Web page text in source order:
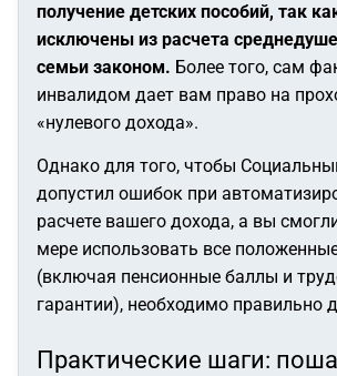
получение детских пособий, так
исключены из расчета
семьи законом. Более того, сам
инвалидом дает вам право на
«нулевого дохода».
Однако для того, чтобы
допустил ошибок при
расчете вашего дохода, а вы
мере использовать все
(включая пенсионные баллы и
гарантии), необходимо правильно
Практические шаги: